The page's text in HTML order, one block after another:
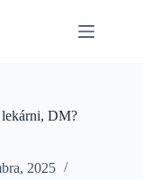
DM?
2025